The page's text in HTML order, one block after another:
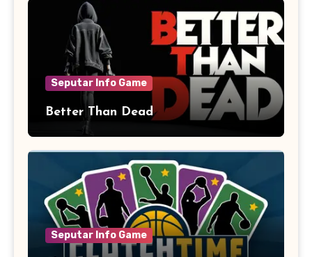
Seputar Info Game
Better Than Dead
Seputar Info Game